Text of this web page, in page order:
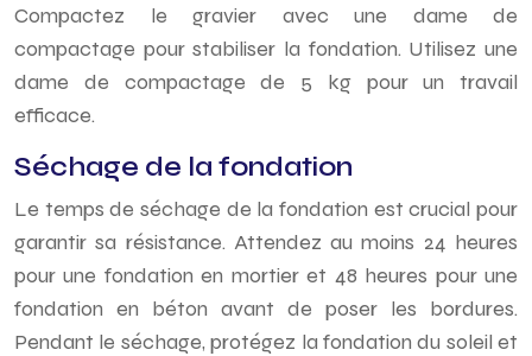
Compactez le gravier avec une dame de
compactage pour stabiliser la fondation. Utilisez une
dame de compactage de 5 kg pour un travail
efficace.
Séchage de la fondation
Le temps de séchage de la fondation est crucial pour
garantir sa résistance. Attendez au moins 24 heures
pour une fondation en mortier et 48 heures pour une
fondation en béton avant de poser les bordures.
Pendant le séchage, protégez la fondation du soleil et